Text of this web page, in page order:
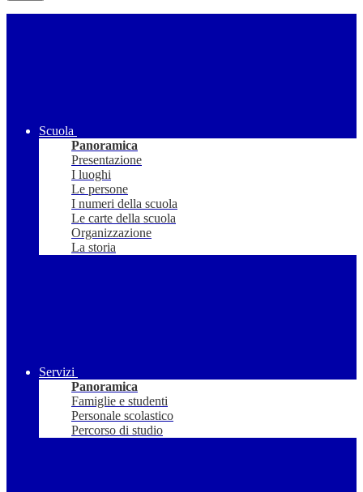
Scuola
Panoramica
Presentazione
I luoghi
Le persone
I numeri della scuola
Le carte della scuola
Organizzazione
La storia
Servizi
Panoramica
Famiglie e studenti
Personale scolastico
Percorso di studio